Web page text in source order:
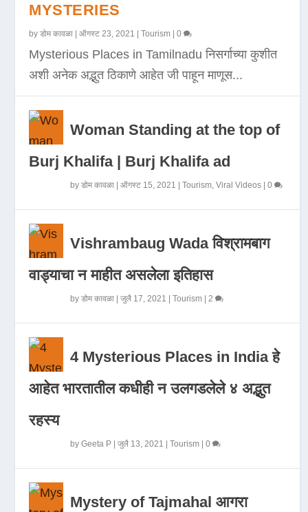
MYSTERIES
byडोम कावळा |ऑगस्ट 23, 2021 |Tourism |0
Mysterious Places in Tamilnadu निसर्गाच्या कुशीत
अशी अनेक अद्भुत ठिकाणे आहेत जी पाहून माणूस...
Woman Standing at the top of
Burj Khalifa | Burj Khalifa ad
byडोम कावळा |ऑगस्ट 15, 2021 |Tourism,Viral Videos |0
Vishrambaug Wada विश्रामबाग
वाड्याचा न माहीत असलेला इतिहास
byडोम कावळा |जुलै 17, 2021 |Tourism |2
4 Mysterious Places in India हे
आहेत भारतातील कधीही न उलगडलेले ४ अद्भुत
रहस्य
byGeeta P |जुलै 13, 2021 |Tourism |0
Mystery of Tajmahal आगरा